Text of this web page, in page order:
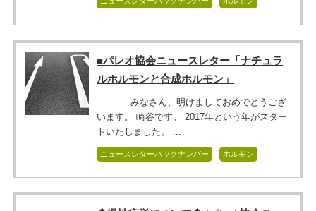
■パレオ協会ニュースレター「ナチュラ
ルホルモンと合成ホルモン」
みなさん、明けましておめでとうござ
います。 崎谷です。 2017年という年がスター
トいたしました。 ...
ニュースレターバックナンバー ホルモン